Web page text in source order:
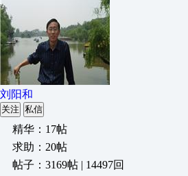
刘阳和
关注 私信
精华：17帖
求助：20帖
帖子：3169帖 | 14497回